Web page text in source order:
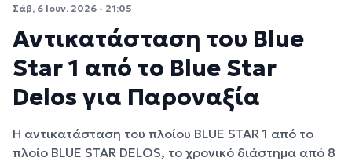
Σάβ, 6 Ιουν. 2026 - 21:05
Αντικατάσταση του Blue
Star 1 από το Blue Star
Delos για Παροναξία
Η αντικατάσταση του πλοίου BLUE STAR 1 από το
πλοίο BLUE STAR DELOS, το χρονικό διάστημα από 8